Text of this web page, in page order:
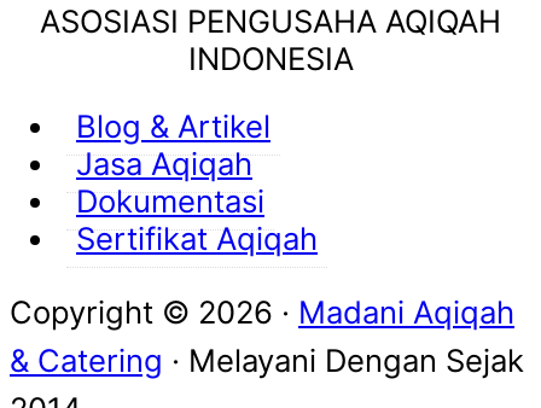
ASOSIASI PENGUSAHA AQIQAH
INDONESIA
Blog & Artikel
Jasa Aqiqah
Dokumentasi
Sertifikat Aqiqah
Copyright © 2026 · Madani Aqiqah
& Catering · Melayani Dengan Sejak